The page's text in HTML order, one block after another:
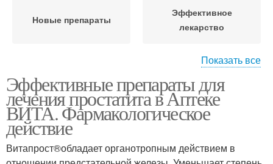
Новые препараты
Эффективное
лекарство
климаксе
Препараты от приливов
Немецкий препарат Препарат от климакса
Показать все
Эффективные препараты для
лечения простатита в Аптеке
ВИТА. Фармакологическое
действие
Витапрост®обладает органотропным действием в